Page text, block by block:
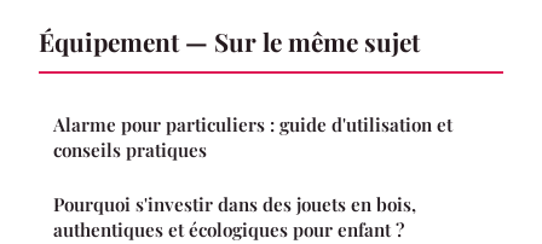
Équipement — Sur le même sujet
Alarme pour particuliers : guide d'utilisation et
conseils pratiques
Pourquoi s'investir dans des jouets en bois,
authentiques et écologiques pour enfant ?